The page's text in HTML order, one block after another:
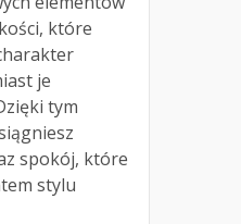
które
je
tym
spokój, które
stylu